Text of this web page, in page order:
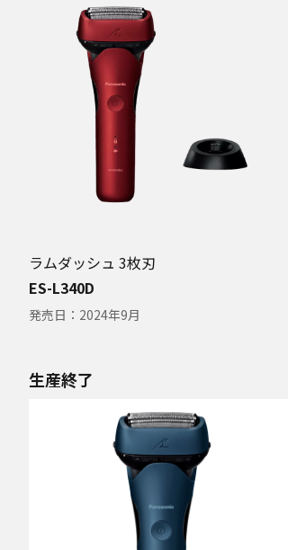
ラムダッシュ 3枚刃
ES-L340D
発売日： 2024年9月
生産終了